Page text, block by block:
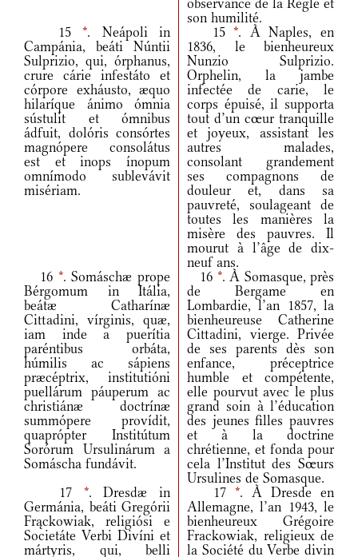
observance de la Règle et
son humilité.
15*. Neápoli in
Campánia, beáti Núntii
Sulprizio, qui, órphanus,
crure cárie infestáto et
córpore exháusto, æquo
hilaríque ánimo ómnia
sústulit et ómnibus
ádfuit, dolóris consórtes
magnópere consolátus
est et inops ínopum
omnímodo sublevávit
misériam.
15*. À Naples, en
1836, le bienheureux
Nunzio Sulprizio.
Orphelin, la jambe
infectée de carie, le
corps épuisé, il supporta
tout d’un cœur tranquille
et joyeux, assistant les
autres malades,
consolant grandement
ses compagnons de
douleur et, dans sa
pauvreté, soulageant de
toutes les manières la
misère des pauvres. Il
mourut à l’âge de dix-
neuf ans.
16 *. Somáschæ prope
Bérgomum in Itália,
beátæ Catharínæ
Cittadini, vírginis, quæ,
iam inde a puerítia
paréntibus orbáta,
húmilis ac sápiens
præcéptrix, institutióni
puellárum páuperum ac
christiánæ doctrínæ
summópere provídit,
quaprópter Institútum
Sorórum Ursulinárum a
Somáscha fundávit.
16 *. À Somasque, près
de Bergame en
Lombardie, l’an 1857, la
bienheureuse Catherine
Cittadini, vierge. Privée
de ses parents dès son
enfance, préceptrice
humble et compétente,
elle pourvut avec le plus
grand soin à l’éducation
des jeunes filles pauvres
et à la doctrine
chrétienne, et fonda pour
cela l’Institut des Sœurs
Ursulines de Somasque.
17 *. Dresdæ in
Germánia, beáti Gregórii
Frąckowiak, religiósi e
Societáte Verbi Divíni et
mártyris, qui, belli
17 *. À Dresde en
Allemagne, l’an 1943, le
bienheureux Grégoire
Frackowiak, religieux de
la Société du Verbe divin